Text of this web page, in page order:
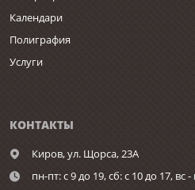
Календари
Полиграфия
Услуги
КОНТАКТЫ
Киров,ул. Щорса, 23А
пн-пт: с 9 до 19, сб: с 10 до 17, вс